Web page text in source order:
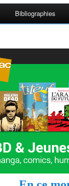
Bibliographies